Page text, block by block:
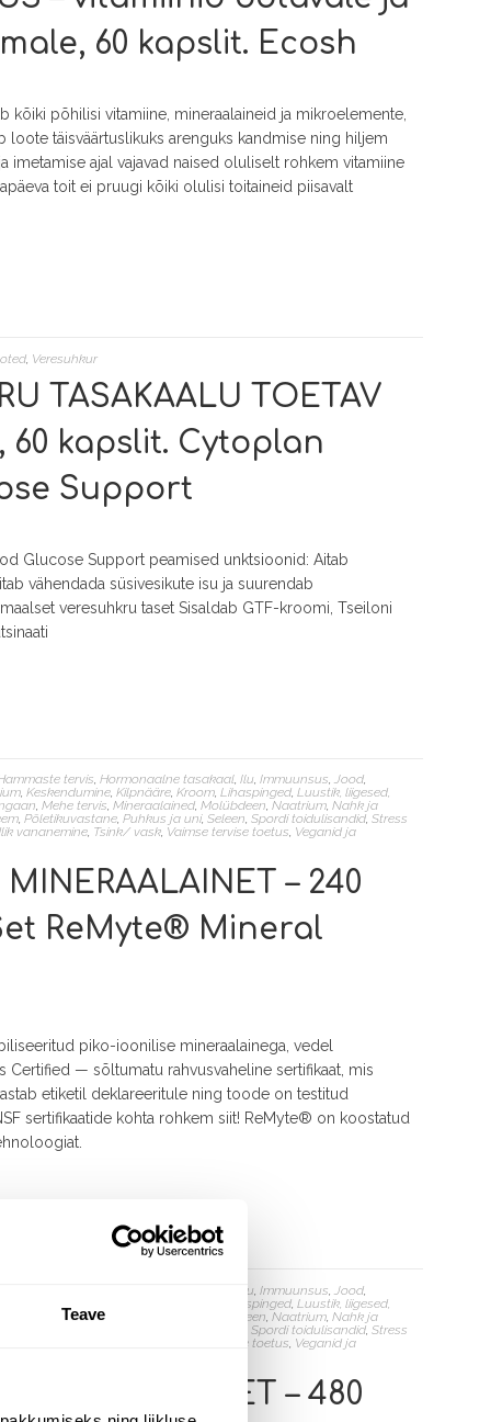
Teave
60 kapslit. Ecosh
kõiki põhilisi vitamiine, mineraalaineid ja mikroelemente,
loote täisväärtuslikuks arenguks kandmise ning hiljem
imetamise ajal vajavad naised oluliselt rohkem vitamiine
toit ei pruugi kõiki olulisi toitaineid piisavalt
Veresuhkur
TASAKAALU TOETAV
60 kapslit. Cytoplan
Support
Glucose Support peamised unktsioonid: Aitab
vähendada süsivesikute isu ja suurendab
veresuhkru taset Sisaldab GTF-kroomi, Tseiloni
tervis,Hormonaalne tasakaal,Ilu,Immuunsus,Jood,
,Keskendumine,Kilpnääre,Kroom,Lihaspinged,Luustik, liigesed,
,Mehe tervis,Mineraalained,Molübdeen,Naatrium,Nahk ja
,Põletikuvastane,Puhkus ja uni,Seleen,Spordi toidulisandid,Stress
vananemine, Tsink/ vask, Vaimse tervise toetus, Veganid ja
– 240
ReMyte® Mineral
piko-ioonilise mineraalainega, vedel
Certified — sõltumatu rahvusvaheline sertifikaat, mis
etiketil deklareeritule ning toode on testitud
sertifikaatide kohta rohkem siit! ReMyte® on koostatud
Ilu ,Immuunsus Jood
Lihaspinged ,Luustik, liigesed,
Mehe tervis Molübdeen ,Naatrium ,Nahk ja
,Spordi toidulisandid ,Stress
Vaimse tervise toetus Veganid ja
MINERAALAINET – 480